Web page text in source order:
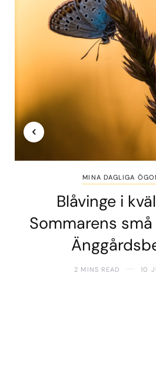
MINA DAGLIGA
Blåvinge i
Sommarens
2 MINS READ 10